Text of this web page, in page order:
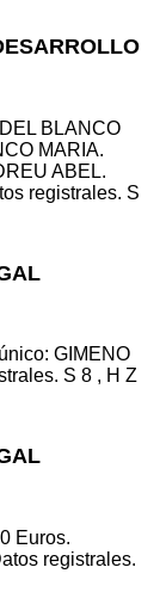
BLANCO
MARIA.
ABEL.
registrales. S
GIMENO
S 8 , H Z
Euros.
registrales.